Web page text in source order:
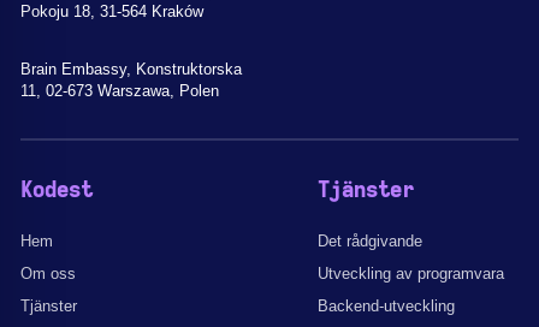
Pokoju 18, 31-564 Kraków
Brain Embassy, Konstruktorska
11, 02-673 Warszawa, Polen
Kodest
Hem
Om oss
Tjänster
Tjänster
Det rådgivande
Utveckling av programvara
Backend-utveckling